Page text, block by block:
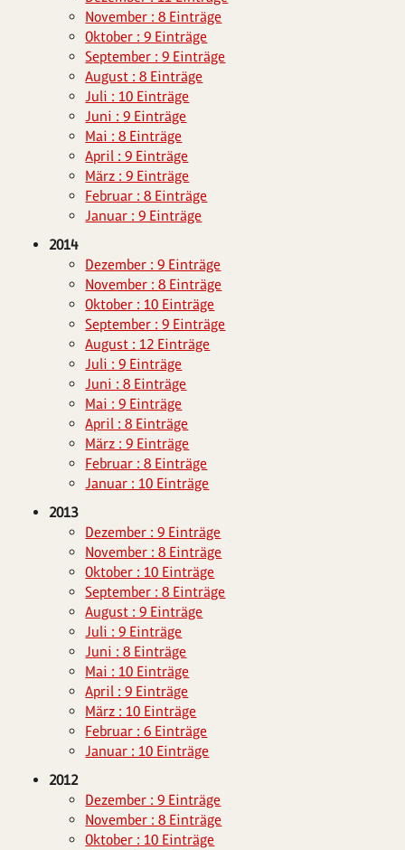
November : 8 Einträge
Oktober : 9 Einträge
September : 9 Einträge
August : 8 Einträge
Juli : 10 Einträge
Juni : 9 Einträge
Mai : 8 Einträge
April : 9 Einträge
März : 9 Einträge
Februar : 8 Einträge
Januar : 9 Einträge
2014
Dezember : 9 Einträge
November : 8 Einträge
Oktober : 10 Einträge
September : 9 Einträge
August : 12 Einträge
Juli : 9 Einträge
Juni : 8 Einträge
Mai : 9 Einträge
April : 8 Einträge
März : 9 Einträge
Februar : 8 Einträge
Januar : 10 Einträge
2013
Dezember : 9 Einträge
November : 8 Einträge
Oktober : 10 Einträge
September : 8 Einträge
August : 9 Einträge
Juli : 9 Einträge
Juni : 8 Einträge
Mai : 10 Einträge
April : 9 Einträge
März : 10 Einträge
Februar : 6 Einträge
Januar : 10 Einträge
2012
Dezember : 9 Einträge
November : 8 Einträge
Oktober : 10 Einträge